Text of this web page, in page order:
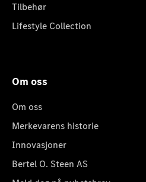
Tilbehør
Lifestyle Collection
Om oss
Om oss
Merkevarens historie
Innovasjoner
Bertel O. Steen AS